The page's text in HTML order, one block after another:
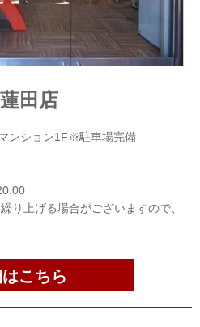
田店
ンション1F※駐車場完備
り上げる場合がございますので、
こちら